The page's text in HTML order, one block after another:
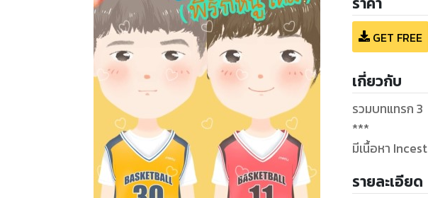
GET FREE
เกี่ยวกับ
รวมบทแทรก 3
***
มีเนื้อหา Incest
รายละเอียด